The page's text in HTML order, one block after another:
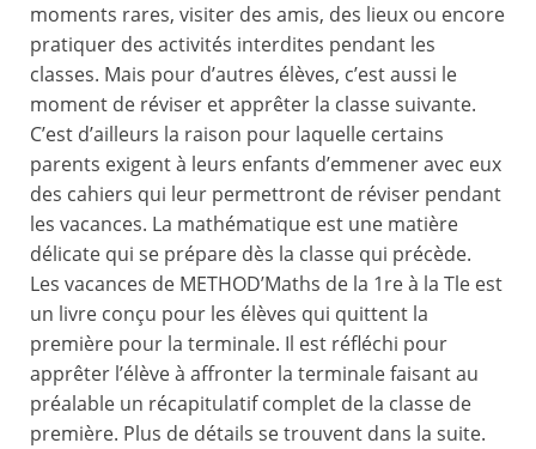
moments rares, visiter des amis, des lieux ou encore
pratiquer des activités interdites pendant les
classes. Mais pour d’autres élèves, c’est aussi le
moment de réviser et apprêter la classe suivante.
C’est d’ailleurs la raison pour laquelle certains
parents exigent à leurs enfants d’emmener avec eux
des cahiers qui leur permettront de réviser pendant
les vacances. La mathématique est une matière
délicate qui se prépare dès la classe qui précède.
Les vacances de METHOD’Maths de la 1re à la Tle est
un livre conçu pour les élèves qui quittent la
première pour la terminale. Il est réfléchi pour
apprêter l’élève à affronter la terminale faisant au
préalable un récapitulatif complet de la classe de
première. Plus de détails se trouvent dans la suite.